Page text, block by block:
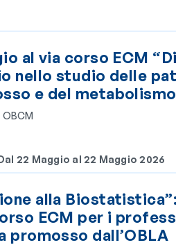
al via corso ECM
nello studio delle
e del
OBCM
22 Maggio al 22 Maggio 2026
alla Biostatistica”:
ECM per i
promosso dall’OBLA